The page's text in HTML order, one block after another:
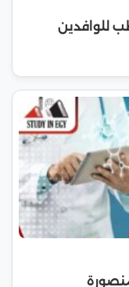
للوافدين